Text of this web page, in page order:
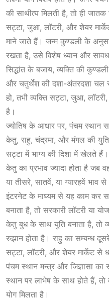
की साथीत्य मिलती है, तो ही
सट्टा, जुआ, लॉटरी, और शेयर
माने जाते हैं। जन्म कुण्डली के
रखता है, उसे विशेष ध्यान और
सिद्धांत के बजाय, व्यक्ति की
और चतुर्थेश की दशा-अंतरदशा चल
हो, तभी व्यक्ति सट्टा, जुआ,
है।
ज्योतिष के आधार पर, पंचम स्थान
केतु, राहु, चंद्रमा, और मंगल की
सट्टा में भाग्य की दिशा में खेलते हैं।
केतु का प्रभाव ज्यादा होता है जब
या तीसरे, सातवें, या ग्यारहवें भाव
इंटरनेट के माध्यम से यह काम कर
बनाता है, तो सरकारी लॉटरी
केतु बुध के साथ युति बनाता है, तो
रुझान होता है। राहु का सम्बन्ध
सट्टा, लॉटरी, और शेयर मार्केट से
पंचम स्थान मन्त्र और जिज्ञासा का
स्थान पर लाभेष के साथ होते हैं, तो
योग मिलता है।